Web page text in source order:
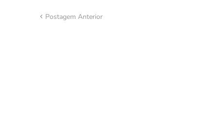
Postagem Anterior